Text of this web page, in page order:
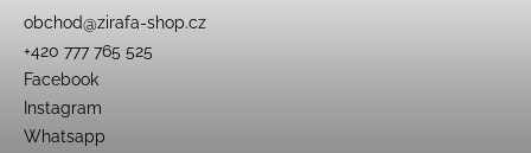
obchod@zirafa-shop.cz
+420 777 765 525
Facebook
Instagram
Whatsapp